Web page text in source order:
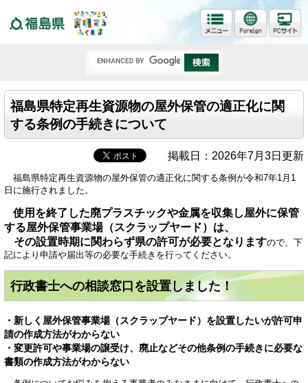
福島県特定再生資源物の屋外保管の適正化に関
する条例の手続きについて
掲載日：2026年7月3日更新
福島県特定再生資源物の屋外保管の適正化に関する条例が令和7年1月1
日に施行されました。
使用を終了した廃プラスチックや金属を収集し屋外に保管
する屋外保管事業場（スクラップヤード）は、
その設置時期に関わらず県の許可が必要となりますので、下
記により申請や届出等の必要な手続きを行ってください。
行政書士への相談窓口を設置しました！
・新しく屋外保管事業場（スクラップヤード）を設置したいが許可申
請の作成方法がわからない
・変更許可や事業場の譲受け、廃止などその他条例の手続きに必要な
書類の作成方法がわからない